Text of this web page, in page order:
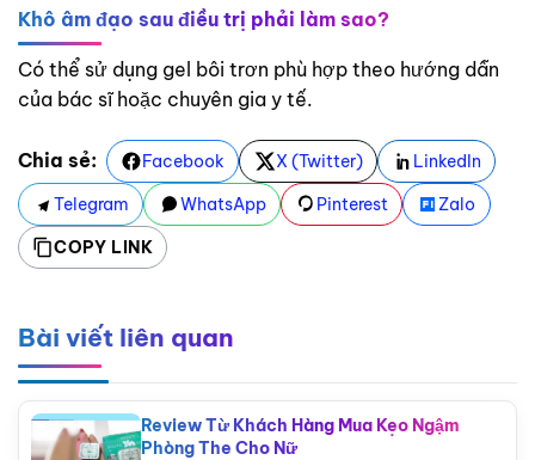
Khô âm đạo sau điều trị phải làm sao?
Có thể sử dụng gel bôi trơn phù hợp theo hướng dẫn
của bác sĩ hoặc chuyên gia y tế.
Chia sẻ: Facebook X (Twitter)
LinkedIn
Telegram
WhatsApp Pinterest
Zalo
COPY LINK
Bài viết liên quan
Review Từ Khách Hàng Mua Kẹo Ngậm
Phòng The Cho Nữ